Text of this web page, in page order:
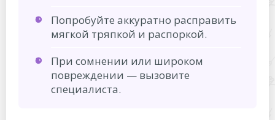
Попробуйте аккуратно расправить
мягкой тряпкой и распоркой.
При сомнении или широком
повреждении — вызовите
специалиста.